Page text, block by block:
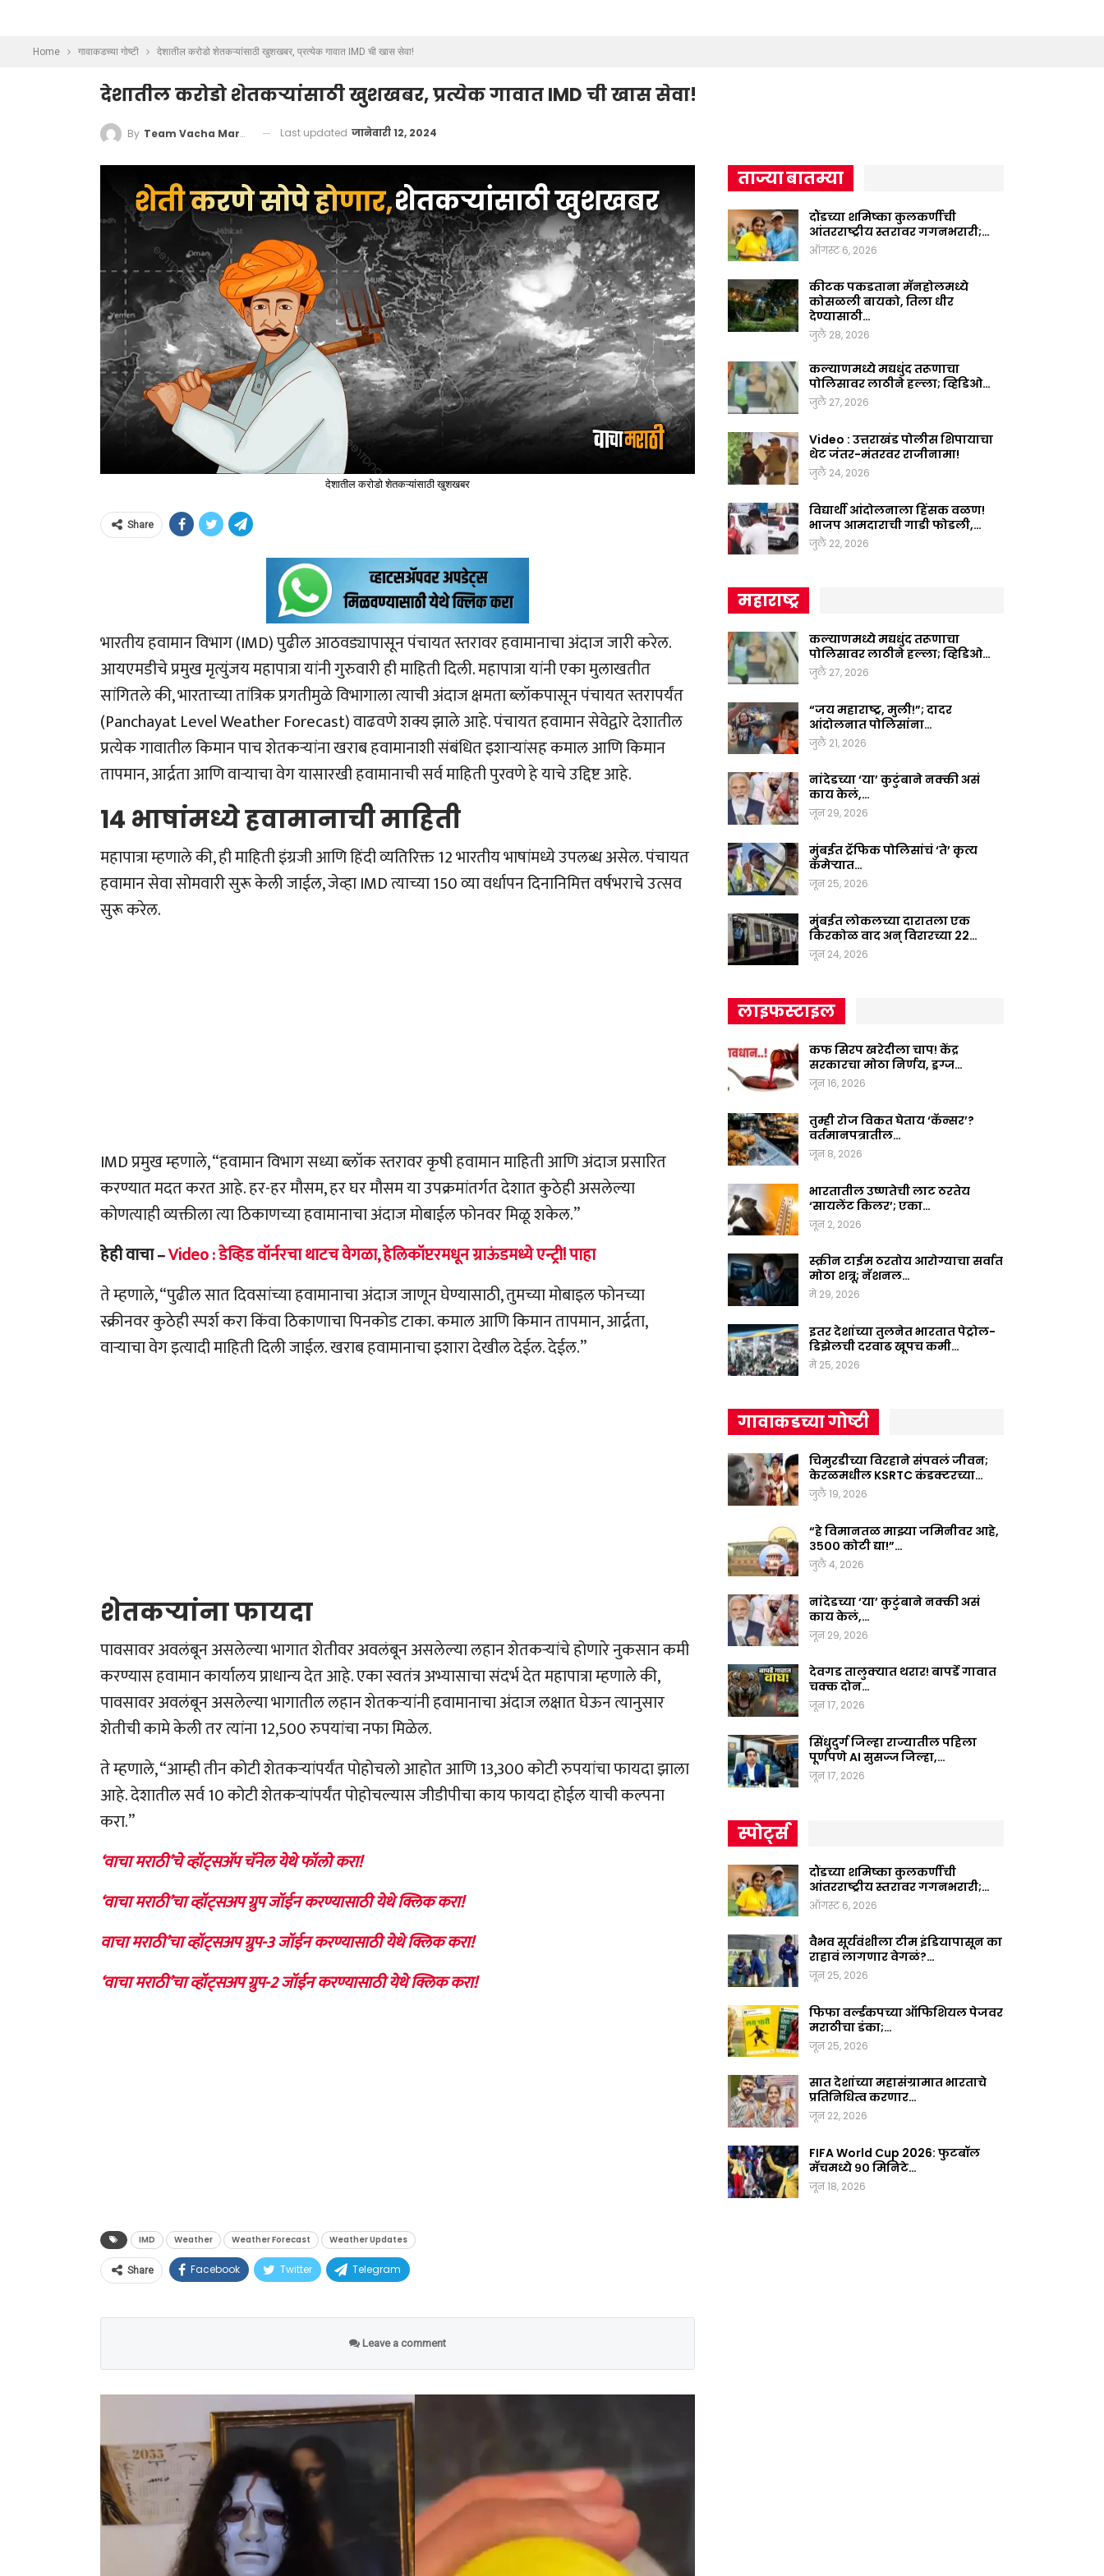
Home गावाकडच्या गोष्टी देशातील करोडो शेतकऱ्यांसाठी खुशखबर, प्रत्येक गावात IMD ची खास सेवा!
देशातील करोडो शेतकऱ्यांसाठी खुशखबर, प्रत्येक गावात IMD ची खास सेवा!
By Team Vacha Marathi Last updated जानेवारी 12, 2024
देशातील करोडो शेतकऱ्यांसाठी खुशखबर
Share
भारतीय हवामान विभाग (IMD) पुढील आठवड्यापासून पंचायत स्तरावर हवामानाचा अंदाज जारी करेल.
आयएमडीचे प्रमुख मृत्युंजय महापात्रा यांनी गुरुवारी ही माहिती दिली. महापात्रा यांनी एका मुलाखतीत
सांगितले की, भारताच्या तांत्रिक प्रगतीमुळे विभागाला त्याची अंदाज क्षमता ब्लॉकपासून पंचायत स्तरापर्यंत
(Panchayat Level Weather Forecast) वाढवणे शक्य झाले आहे. पंचायत हवामान सेवेद्वारे देशातील
प्रत्येक गावातील किमान पाच शेतकर्‍यांना खराब हवामानाशी संबंधित इशाऱ्यांसह कमाल आणि किमान
तापमान, आर्द्रता आणि वाऱ्याचा वेग यासारखी हवामानाची सर्व माहिती पुरवणे हे याचे उद्दिष्ट आहे.
14 भाषांमध्ये हवामानाची माहिती
महापात्रा म्हणाले की, ही माहिती इंग्रजी आणि हिंदी व्यतिरिक्त 12 भारतीय भाषांमध्ये उपलब्ध असेल. पंचायत
हवामान सेवा सोमवारी सुरू केली जाईल, जेव्हा IMD त्याच्या 150 व्या वर्धापन दिनानिमित्त वर्षभराचे उत्सव
सुरू करेल.
IMD प्रमुख म्हणाले, “हवामान विभाग सध्या ब्लॉक स्तरावर कृषी हवामान माहिती आणि अंदाज प्रसारित
करण्यात मदत करत आहे. हर-हर मौसम, हर घर मौसम या उपक्रमांतर्गत देशात कुठेही असलेल्या
कोणत्याही व्यक्तीला त्या ठिकाणच्या हवामानाचा अंदाज मोबाईल फोनवर मिळू शकेल.”
हेही वाचा –Video : डेव्हिड वॉर्नरचा थाटच वेगळा, हेलिकॉप्टरमधून ग्राऊंडमध्ये एन्ट्री! पाहा
ते म्हणाले, “पुढील सात दिवसांच्या हवामानाचा अंदाज जाणून घेण्यासाठी, तुमच्या मोबाइल फोनच्या
स्क्रीनवर कुठेही स्पर्श करा किंवा ठिकाणाचा पिनकोड टाका. कमाल आणि किमान तापमान, आर्द्रता,
वाऱ्याचा वेग इत्यादी माहिती दिली जाईल. खराब हवामानाचा इशारा देखील देईल. देईल.”
शेतकऱ्यांना फायदा
पावसावर अवलंबून असलेल्या भागात शेतीवर अवलंबून असलेल्या लहान शेतकऱ्यांचे होणारे नुकसान कमी
करण्यास हवामान कार्यालय प्राधान्य देत आहे. एका स्वतंत्र अभ्यासाचा संदर्भ देत महापात्रा म्हणाले की,
पावसावर अवलंबून असलेल्या भागातील लहान शेतकऱ्यांनी हवामानाचा अंदाज लक्षात घेऊन त्यानुसार
शेतीची कामे केली तर त्यांना 12,500 रुपयांचा नफा मिळेल.
ते म्हणाले, “आम्ही तीन कोटी शेतकऱ्यांपर्यंत पोहोचलो आहोत आणि 13,300 कोटी रुपयांचा फायदा झाला
आहे. देशातील सर्व 10 कोटी शेतकऱ्यांपर्यंत पोहोचल्यास जीडीपीचा काय फायदा होईल याची कल्पना
करा.”
‘वाचा मराठी’चे व्हॉट्सॲप चॅनेल येथे फॉलो करा!
‘वाचा मराठी’चा व्हॉट्सअप ग्रुप जॉईन करण्यासाठी येथे क्लिक करा!
वाचा मराठी’चा व्हॉट्सअप ग्रुप-3 जॉईन करण्यासाठी येथे क्लिक करा!
‘वाचा मराठी’चा व्हॉट्सअप ग्रुप-2 जॉईन करण्यासाठी येथे क्लिक करा!
IMD Weather Weather Forecast Weather Updates
Share Facebook Twitter Telegram
Leave a comment
ताज्या बातम्या
दौंडच्या शमिष्का कुलकर्णीची
आंतरराष्ट्रीय स्तरावर गगनभरारी;…
ऑगस्ट 6, 2026
कीटक पकडताना मॅनहोलमध्ये
कोसळली बायको, तिला धीर
देण्यासाठी…
जुलै 28, 2026
कल्याणमध्ये मद्यधुंद तरूणाचा
पोलिसावर लाठीने हल्ला; व्हिडिओ…
जुलै 27, 2026
Video : उत्तराखंड पोलीस शिपायाचा
थेट जंतर-मंतरवर राजीनामा!
जुलै 24, 2026
विद्यार्थी आंदोलनाला हिंसक वळण!
भाजप आमदाराची गाडी फोडली,…
जुलै 22, 2026
महाराष्ट्र
कल्याणमध्ये मद्यधुंद तरूणाचा
पोलिसावर लाठीने हल्ला; व्हिडिओ…
जुलै 27, 2026
“जय महाराष्ट्र, मुली!”; दादर
आंदोलनात पोलिसांना…
जुलै 21, 2026
नांदेडच्या ‘या’ कुटुंबाने नक्की असं
काय केलं,…
जून 29, 2026
मुंबईत ट्रॅफिक पोलिसांचं ‘ते’ कृत्य
कॅमेऱ्यात…
जून 25, 2026
मुंबईत लोकलच्या दारातला एक
किरकोळ वाद अन् विरारच्या 22…
जून 24, 2026
लाइफस्टाइल
कफ सिरप खरेदीला चाप! केंद्र
सरकारचा मोठा निर्णय, ड्रग्ज…
जून 16, 2026
तुम्ही रोज विकत घेताय ‘कॅन्सर’?
वर्तमानपत्रातील…
जून 8, 2026
भारतातील उष्णतेची लाट ठरतेय
‘सायलेंट किलर’; एका…
जून 2, 2026
स्क्रीन टाईम ठरतोय आरोग्याचा सर्वात
मोठा शत्रू; नॅशनल…
मे 29, 2026
इतर देशांच्या तुलनेत भारतात पेट्रोल-
डिझेलची दरवाढ खूपच कमी…
मे 25, 2026
गावाकडच्या गोष्टी
चिमुरडीच्या विरहाने संपवलं जीवन;
केरळमधील KSRTC कंडक्टरच्या…
जुलै 19, 2026
“हे विमानतळ माझ्या जमिनीवर आहे,
३५०० कोटी द्या!”…
जुलै 4, 2026
नांदेडच्या ‘या’ कुटुंबाने नक्की असं
काय केलं,…
जून 29, 2026
देवगड तालुक्यात थरार! बापर्डे गावात
चक्क दोन…
जून 17, 2026
सिंधुदुर्ग जिल्हा राज्यातील पहिला
पूर्णपणे AI सुसज्ज जिल्हा,…
जून 17, 2026
स्पोर्ट्स
दौंडच्या शमिष्का कुलकर्णीची
आंतरराष्ट्रीय स्तरावर गगनभरारी;…
ऑगस्ट 6, 2026
वैभव सूर्यवंशीला टीम इंडियापासून का
राहावं लागणार वेगळं?…
जून 25, 2026
फिफा वर्ल्डकपच्या ऑफिशियल पेजवर
मराठीचा डंका;…
जून 25, 2026
सात देशांच्या महासंग्रामात भारताचे
प्रतिनिधित्व करणार…
जून 22, 2026
FIFA World Cup 2026: फुटबॉल
मॅचमध्ये ९० मिनिटे…
जून 18, 2026